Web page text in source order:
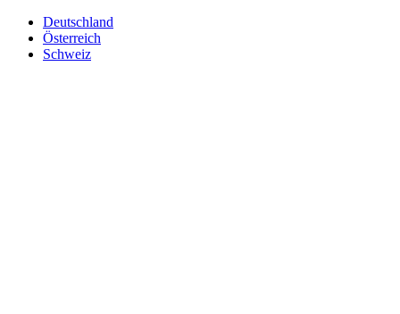
Deutschland
Österreich
Schweiz